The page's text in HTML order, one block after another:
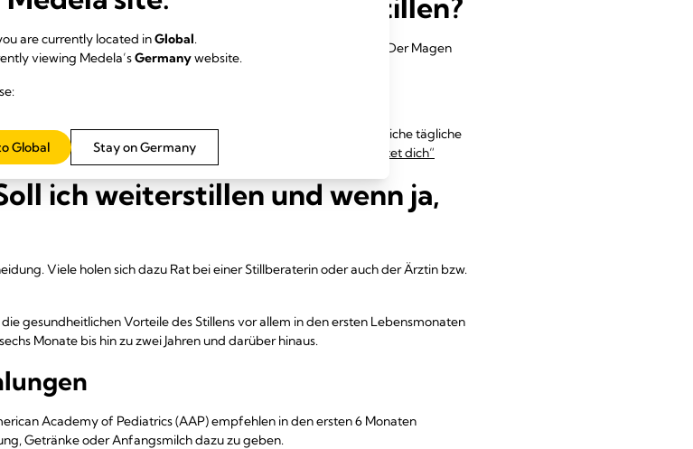
mehr und macht oft längere Pausen zwischen den Stillzeiten. Der Magen
besser.
hin zu fast einer Stunde ist alles möglich.
Babys mit einem Monat bis zu sechs Monaten in etwa die gleiche tägliche
beginnst. Mehr dazu:„Stillen nach dem ersten Monat: Das erwartet dich“
ich weiterstillen und wenn ja,
Viele holen sich dazu Rat bei einer Stillberaterin oder auch der Ärztin bzw.
gesundheitlichen Vorteile des Stillens vor allem in den ersten Lebensmonaten
Monate bis hin zu zwei Jahren und darüber hinaus.
Academy of Pediatrics (AAP) empfehlen in den ersten 6 Monaten
Getränke oder Anfangsmilch dazu zu geben.
are currently located inGlobal.
viewing Medela’sGermanywebsite.
Stay on Germany
Global